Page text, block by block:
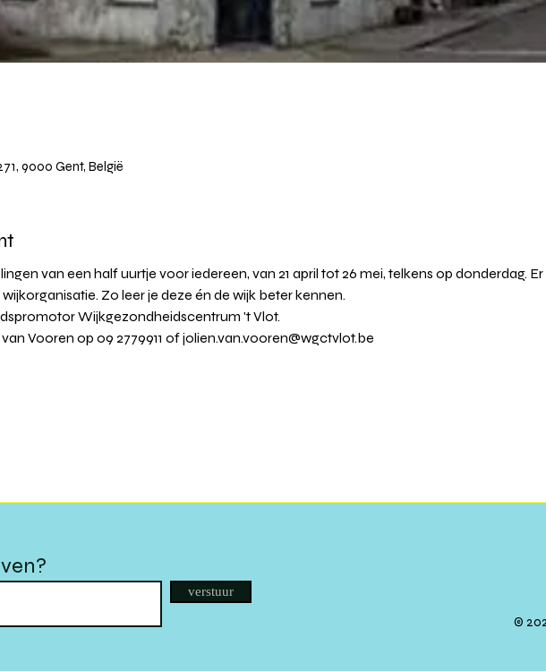
9000 Gent, België
van een half uurtje voor iedereen, van 21 april tot 26 mei, telkens op donderdag.
Zo leer je deze én de wijk beter kennen.
Wijkgezondheidscentrum 't Vlot.
Vooren op 09 2779911 of jolien.van.vooren@wgctvlot.be
verstuur
©